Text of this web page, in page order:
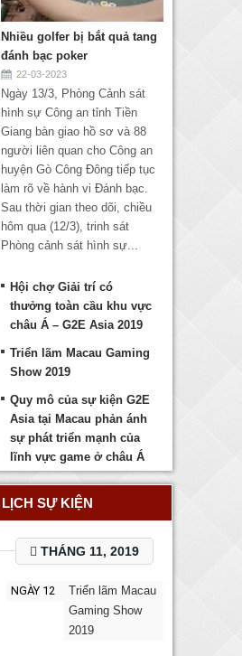
Nhiều golfer bị bắt quả tang
đánh bạc poker
22-03-2023
Ngày 13/3, Phòng Cảnh sát
hình sự Công an tỉnh Tiền
Giang bàn giao hồ sơ và 88
người liên quan cho Công an
huyện Gò Công Đông tiếp tục
làm rõ về hành vi Đánh bạc.
Sau thời gian theo dõi, chiều
hôm qua (12/3), trinh sát
Phòng cảnh sát hình sự...
Hội chợ Giải trí có
thưởng toàn cầu khu vực
châu Á – G2E Asia 2019
Triển lãm Macau Gaming
Show 2019
Quy mô của sự kiện G2E
Asia tại Macau phản ánh
sự phát triển mạnh của
lĩnh vực game ở châu Á
LỊCH SỰ KIỆN
THÁNG 11, 2019
NGÀY 12
Triển lãm Macau
Gaming Show
2019